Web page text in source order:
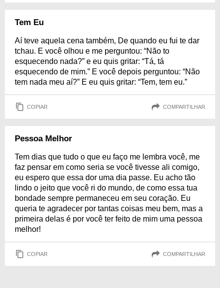
Tem Eu
Aí teve aquela cena também, De quando eu fui te dar
tchau. E você olhou e me perguntou: “Não to
esquecendo nada?” e eu quis gritar: “Tá, tá
esquecendo de mim.” E você depois perguntou: “Não
tem nada meu aí?” E eu quis gritar: “Tem, tem eu.”
COPIAR COMPARTILHAR
Pessoa Melhor
Tem dias que tudo o que eu faço me lembra você, me
faz pensar em como seria se você tivesse ali comigo,
eu espero que essa dor uma dia passe. Eu acho tão
lindo o jeito que você ri do mundo, de como essa tua
bondade sempre permaneceu em seu coração. Eu
queria te agradecer por tantas coisas meu bem, mas a
primeira delas é por você ter feito de mim uma pessoa
melhor!
COPIAR COMPARTILHAR